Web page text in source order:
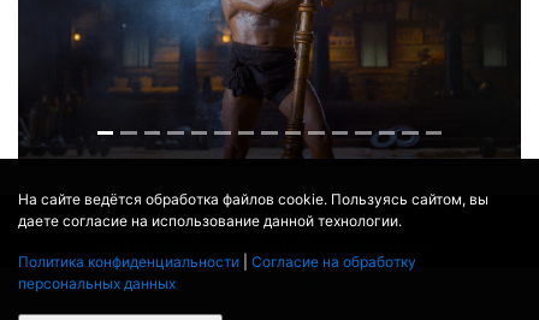
На сайте ведётся обработка файлов cookie. Пользуясь сайтом, вы
даете согласие на использование данной технологии.
Политика конфиденциальности
Согласие на обработку
персональных данных
© 2017 - 2026 MOVIE
ДАННЫЕ ПРЕДОСТАВЛЕНЫ:
ПЕРЕВЕДЕНО СЕРВИСОМЯНДЕКС.ПЕРЕВОД
THEATER BY ICONDOTS FROM THE NOUN PROJECT